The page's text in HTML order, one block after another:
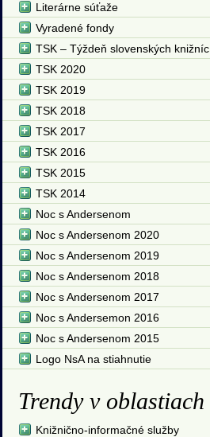
Literárne súťaže
Vyradené fondy
TSK – Týždeň slovenských knižníc
TSK 2020
TSK 2019
TSK 2018
TSK 2017
TSK 2016
TSK 2015
TSK 2014
Noc s Andersenom
Noc s Andersenom 2020
Noc s Andersenom 2019
Noc s Andersenom 2018
Noc s Andersenom 2017
Noc s Andersemon 2016
Noc s Andersenom 2015
Logo NsA na stiahnutie
Trendy v oblastiach
Knižnično-informačné služby